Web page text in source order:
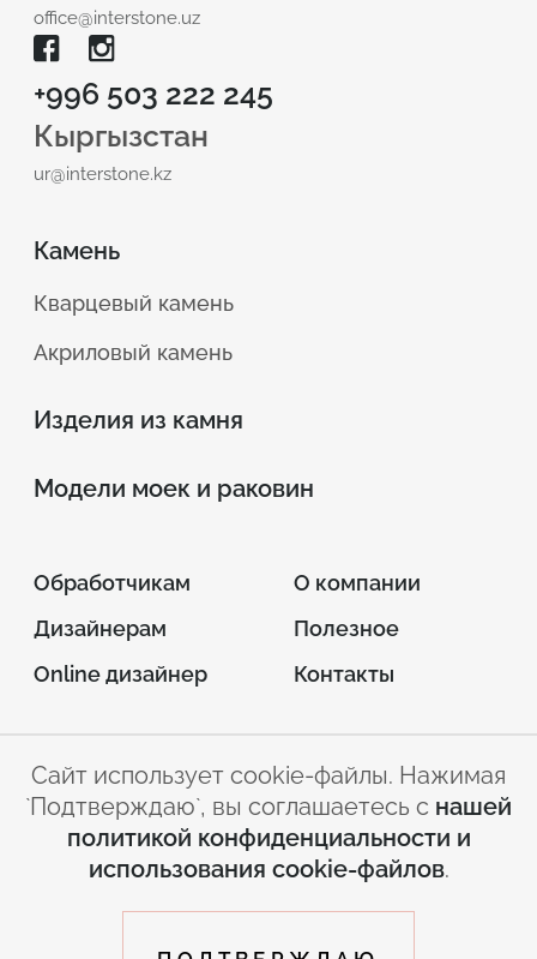
office@interstone.uz
+996 503 222 245
Кыргызстан
ur@interstone.kz
Камень
Кварцевый камень
Акриловый камень
Изделия из камня
Модели моек и раковин
Обработчикам
Дизайнерам
Online дизайнер
О компании
Полезное
Контакты
© 2026 INTERSTONE –
листовой искусственный камень
Условия
Политика
конфиденциальности
Сайт использует cookie-файлы. Нажимая
`Подтверждаю`, вы соглашаетесь с нашей
политикой конфиденциальности и
использования cookie-файлов.